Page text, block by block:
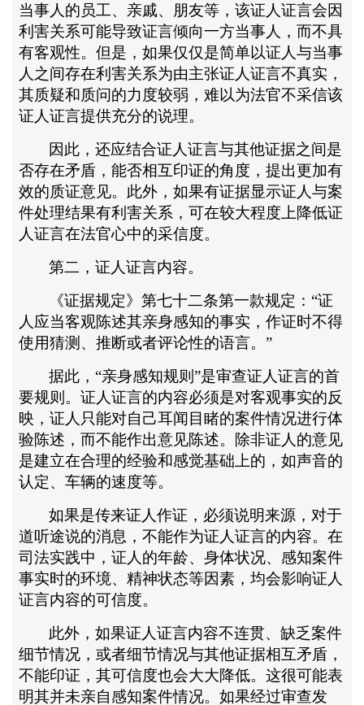
当事人的员工、亲戚、朋友等，该证人证言会因
利害关系可能导致证言倾向一方当事人，而不具
有客观性。但是，如果仅仅是简单以证人与当事
人之间存在利害关系为由主张证人证言不真实，
其质疑和质问的力度较弱，难以为法官不采信该
证人证言提供充分的说理。
因此，还应结合证人证言与其他证据之间是
否存在矛盾，能否相互印证的角度，提出更加有
效的质证意见。此外，如果有证据显示证人与案
件处理结果有利害关系，可在较大程度上降低证
人证言在法官心中的采信度。
第二，证人证言内容。
《证据规定》第七十二条第一款规定： “证
人应当客观陈述其亲身感知的事实，作证时不得
使用猜测、推断或者评论性的语言。”
据此， “亲身感知规则”是审查证人证言的首
要规则。证人证言的内容必须是对客观事实的反
映，证人只能对自己耳闻目睹的案件情况进行体
验陈述，而不能作出意见陈述。除非证人的意见
是建立在合理的经验和感觉基础上的，如声音的
认定、车辆的速度等。
如果是传来证人作证，必须说明来源，对于
道听途说的消息，不能作为证人证言的内容。在
司法实践中，证人的年龄、身体状况、感知案件
事实时的环境、精神状态等因素，均会影响证人
证言内容的可信度。
此外，如果证人证言内容不连贯、缺乏案件
细节情况，或者细节情况与其他证据相互矛盾，
不能印证，其可信度也会大大降低。这很可能表
明其并未亲自感知案件情况。如果经过审查发